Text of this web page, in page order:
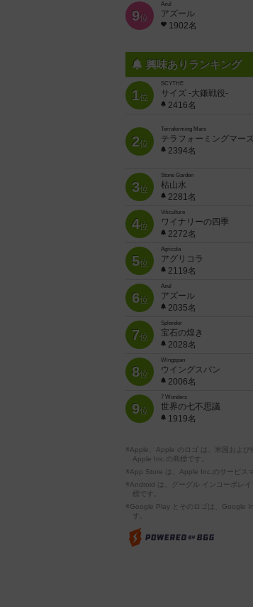
9位
Azul
アズール
1902名
興味ありランキング
1位
SCYTHE
サイズ -大鎌戦役-
2416名
2位
Terraforming Mars
テラフォーミングマー
2394名
3位
Stone Garden
枯山水
2281名
4位
Viticulture
ワイナリーの四季
2272名
5位
Agricola
アグリコラ
2119名
6位
Azul
アズール
2035名
7位
Splendor
宝石の煌き
2028名
8位
Wingspan
ウイングスパン
2006名
9位
7 Wonders
世界の七不思議
1919名
※Apple、Apple のロゴ は、米国および
Apple Inc.の商標です。
※App Store は、Apple Inc.のサービス
※Android は、グーグル インコーポレイ
標です。
※Google Play とそのロゴは、Google
す。